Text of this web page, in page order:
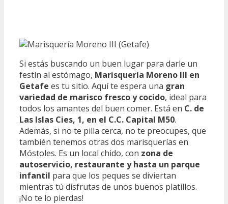
Si estás buscando un buen lugar para darle un
festín al estómago, Marisquería Moreno III en
Getafe es tu sitio. Aquí te espera una gran
variedad de marisco fresco y cocido, ideal para
todos los amantes del buen comer. Está en C. de
Las Islas Cies, 1, en el C.C. Capital M50.
Además, si no te pilla cerca, no te preocupes, que
también tenemos otras dos marisquerías en
Móstoles. Es un local chido, con zona de
autoservicio, restaurante y hasta un parque
infantil para que los peques se diviertan
mientras tú disfrutas de unos buenos platillos.
¡No te lo pierdas!